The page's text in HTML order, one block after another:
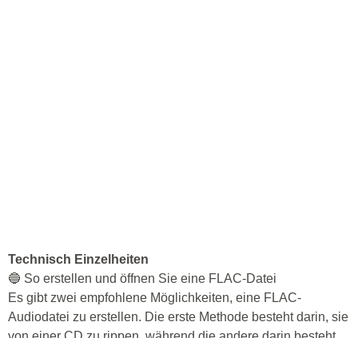
Technisch Einzelheiten
🔵 So erstellen und öffnen Sie eine FLAC-Datei
Es gibt zwei empfohlene Möglichkeiten, eine FLAC-
Audiodatei zu erstellen. Die erste Methode besteht darin, sie